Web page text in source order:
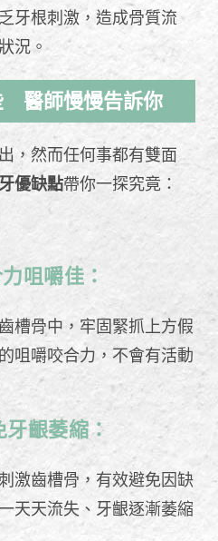
牙根刺激，造成骨質流
況。
醫師慢慢告訴你
，然而任何事都有雙面
優缺點帶你一探究竟：
咀嚼佳：
槽骨中，牢固緊抓上方假
咀嚼咬合力，不會有活動
齦萎縮：
激齒槽骨，有效避免因缺
天天流失、牙齦逐漸萎縮